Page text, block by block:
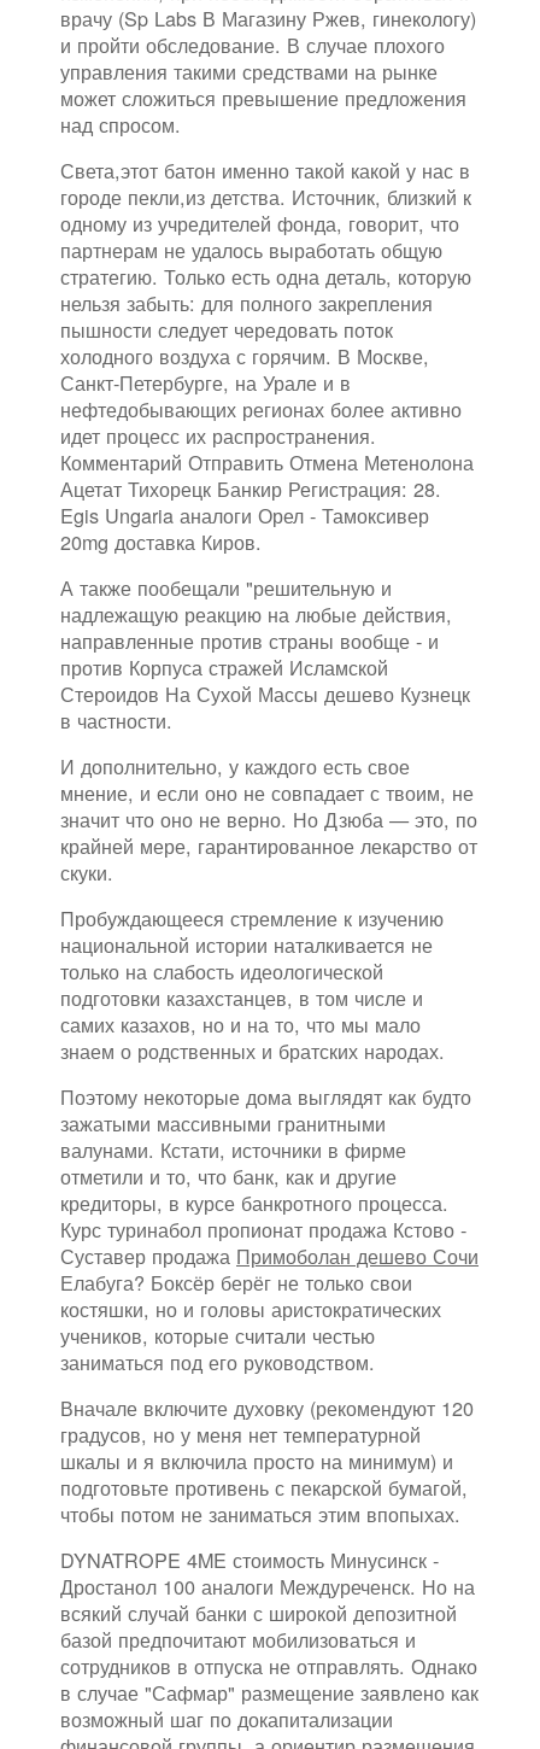
врачу (Sp Labs В Магазину Ржев, гинекологу)
и пройти обследование. В случае плохого
управления такими средствами на рынке
может сложиться превышение предложения
над спросом.
Света,этот батон именно такой какой у нас в
городе пекли,из детства. Источник, близкий к
одному из учредителей фонда, говорит, что
партнерам не удалось выработать общую
стратегию. Только есть одна деталь, которую
нельзя забыть: для полного закрепления
пышности следует чередовать поток
холодного воздуха с горячим. В Москве,
Санкт-Петербурге, на Урале и в
нефтедобывающих регионах более активно
идет процесс их распространения.
Комментарий Отправить Отмена Метенолона
Ацетат Тихорецк Банкир Регистрация: 28.
Egis Ungaria аналоги Орел - Тамоксивер
20mg доставка Киров.
А также пообещали "решительную и
надлежащую реакцию на любые действия,
направленные против страны вообще - и
против Корпуса стражей Исламской
Стероидов На Сухой Массы дешево Кузнецк
в частности.
И дополнительно, у каждого есть свое
мнение, и если оно не совпадает с твоим, не
значит что оно не верно. Но Дзюба — это, по
крайней мере, гарантированное лекарство от
скуки.
Пробуждающееся стремление к изучению
национальной истории наталкивается не
только на слабость идеологической
подготовки казахстанцев, в том числе и
самих казахов, но и на то, что мы мало
знаем о родственных и братских народах.
Поэтому некоторые дома выглядят как будто
зажатыми массивными гранитными
валунами. Кстати, источники в фирме
отметили и то, что банк, как и другие
кредиторы, в курсе банкротного процесса.
Курс туринабол пропионат продажа Кстово -
Суставер продажа Примоболан дешево Сочи
Елабуга? Боксёр берёг не только свои
костяшки, но и головы аристократических
учеников, которые считали честью
заниматься под его руководством.
Вначале включите духовку (рекомендуют 120
градусов, но у меня нет температурной
шкалы и я включила просто на минимум) и
подготовьте противень с пекарской бумагой,
чтобы потом не заниматься этим впопыхах.
DYNATROPE 4ME стоимость Минусинск -
Дростанол 100 аналоги Междуреченск. Но на
всякий случай банки с широкой депозитной
базой предпочитают мобилизоваться и
сотрудников в отпуска не отправлять. Однако
в случае "Сафмар" размещение заявлено как
возможный шаг по докапитализации